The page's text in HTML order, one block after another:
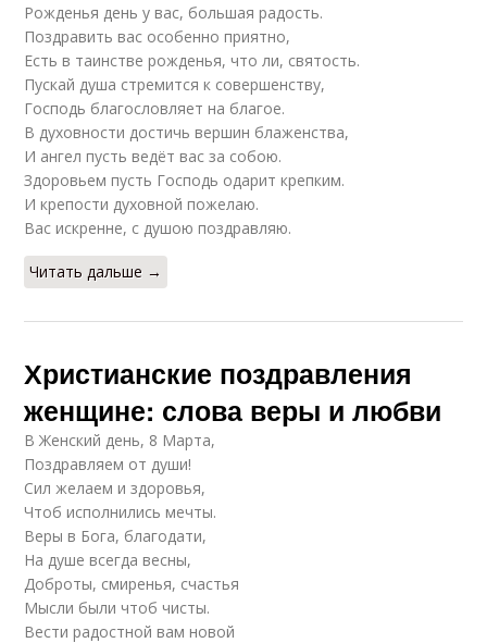
Рожденья день у вас, большая радость.
Поздравить вас особенно приятно,
Есть в таинстве рожденья, что ли, святость.
Пускай душа стремится к совершенству,
Господь благословляет на благое.
В духовности достичь вершин блаженства,
И ангел пусть ведёт вас за собою.
Здоровьем пусть Господь одарит крепким.
И крепости духовной пожелаю.
Вас искренне, с душою поздравляю.
Читать дальше →
Христианские поздравления
женщине: слова веры и любви
В Женский день, 8 Марта,
Поздравляем от души!
Сил желаем и здоровья,
Чтоб исполнились мечты.
Веры в Бога, благодати,
На душе всегда весны,
Доброты, смиренья, счастья
Мысли были чтоб чисты.
Вести радостной вам новой